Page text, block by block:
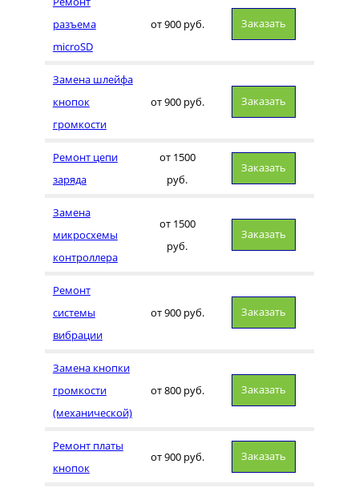
разъема
microSD
от 900 руб. Заказать
Замена шлейфа
кнопок
громкости
от 900 руб. Заказать
Ремонт цепи
заряда
от 1500
руб.
Заказать
Замена
микросхемы
контроллера
от 1500
руб.
Заказать
Ремонт
системы
вибрации
от 900 руб. Заказать
Замена кнопки
громкости
(механической)
от 800 руб. Заказать
Ремонт платы
кнопок
от 900 руб. Заказать